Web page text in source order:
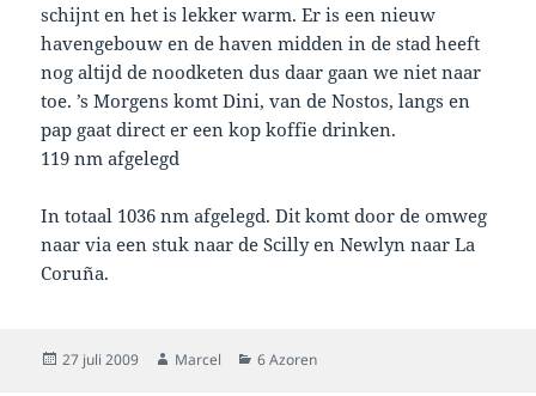
schijnt en het is lekker warm. Er is een nieuw
havengebouw en de haven midden in de stad heeft
nog altijd de noodketen dus daar gaan we niet naar
toe. ’s Morgens komt Dini, van de Nostos, langs en
pap gaat direct er een kop koffie drinken.
119 nm afgelegd
In totaal 1036 nm afgelegd. Dit komt door de omweg
naar via een stuk naar de Scilly en Newlyn naar La
Coruña.
Geplaatst
27 juli 2009 Auteur
Marcel Categorieën
6 Azoren